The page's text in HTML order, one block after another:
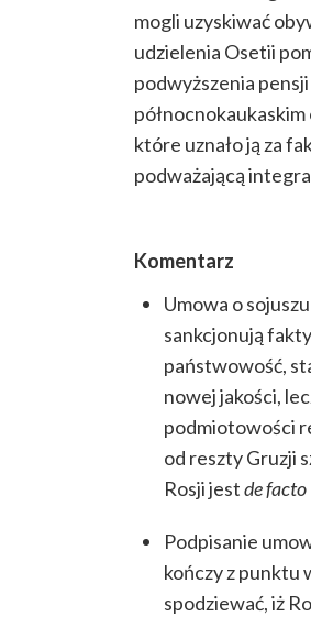
mogli uzyskiwać
udzielenia Osetii
podwyższenia
które uznało ją za
podważającą
Komentarz
Umowa o
sankcjonują
państwowość,
nowej jakości,
podmiotowości
od reszty Gruzji
Rosji jestde facto
Podpisanie
kończy z punktu
spodziewać, iż